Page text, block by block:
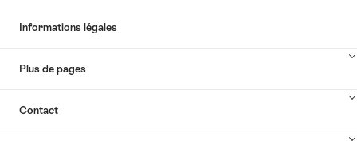
Informations légales
Plus de pages
Contact